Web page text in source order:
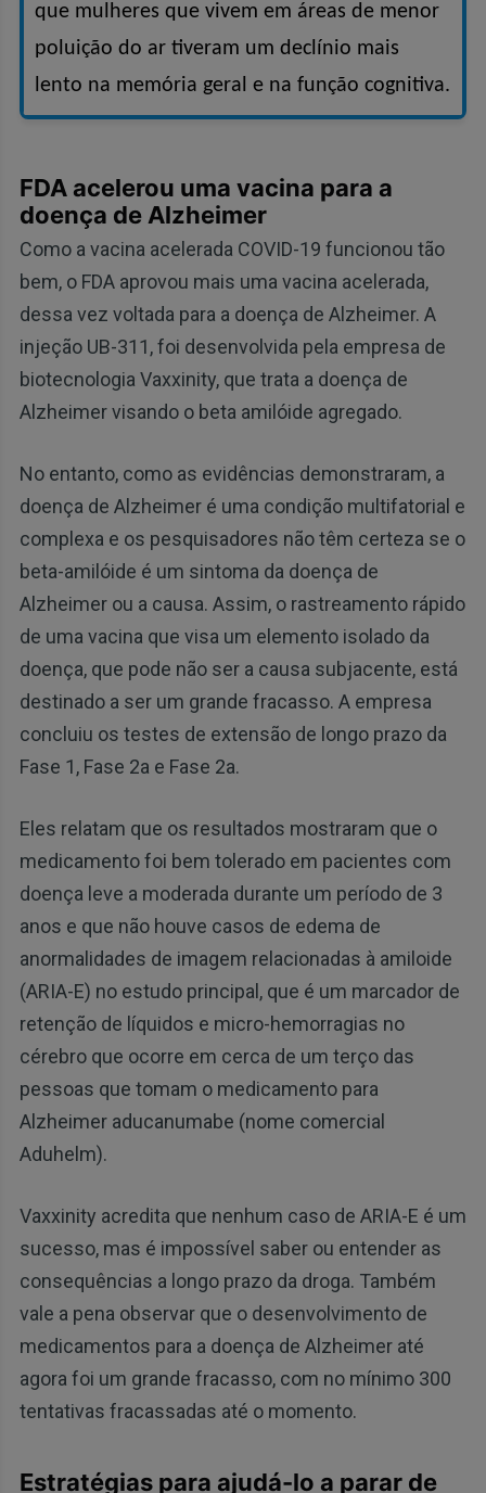
que mulheres que vivem em áreas de menor
poluição do ar tiveram um declínio mais
lento na memória geral e na função cognitiva.
FDA acelerou uma vacina para a
doença de Alzheimer
Como a vacina acelerada COVID-19 funcionou tão
bem, o FDA aprovou mais uma vacina acelerada,
dessa vez voltada para a doença de Alzheimer. A
injeção UB-311, foi desenvolvida pela empresa de
biotecnologia Vaxxinity, que trata a doença de
Alzheimer visando o beta amilóide agregado.
No entanto, como as evidências demonstraram, a
doença de Alzheimer é uma condição multifatorial e
complexa e os pesquisadores não têm certeza se o
beta-amilóide é um sintoma da doença de
Alzheimer ou a causa. Assim, o rastreamento rápido
de uma vacina que visa um elemento isolado da
doença, que pode não ser a causa subjacente, está
destinado a ser um grande fracasso. A empresa
concluiu os testes de extensão de longo prazo da
Fase 1, Fase 2a e Fase 2a.
Eles relatam que os resultados mostraram que o
medicamento foi bem tolerado em pacientes com
doença leve a moderada durante um período de 3
anos e que não houve casos de edema de
anormalidades de imagem relacionadas à amiloide
(ARIA-E) no estudo principal, que é um marcador de
retenção de líquidos e micro-hemorragias no
cérebro que ocorre em cerca de um terço das
pessoas que tomam o medicamento para
Alzheimer aducanumabe (nome comercial
Aduhelm).
Vaxxinity acredita que nenhum caso de ARIA-E é um
sucesso, mas é impossível saber ou entender as
consequências a longo prazo da droga. Também
vale a pena observar que o desenvolvimento de
medicamentos para a doença de Alzheimer até
agora foi um grande fracasso, com no mínimo 300
tentativas fracassadas até o momento.
Estratégias para ajudá-lo a parar de